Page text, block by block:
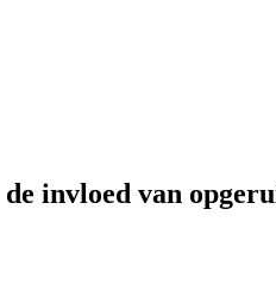
invloed van